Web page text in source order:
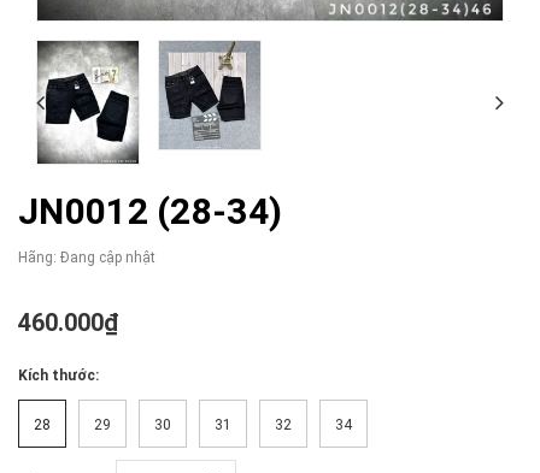
JN0012 (28-34)
Hãng: Đang cập nhật
460.000₫
Kích thước:
28 29 30 31 32 34